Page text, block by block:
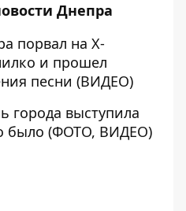
Днепра
порвал на Х-
и прошел
песни (ВИДЕО)
города выступила
было (ФОТО, ВИДЕО)